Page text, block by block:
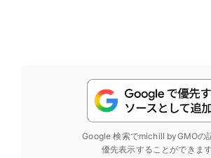
Google 検索でmichill byGMOの
優先表示することができます